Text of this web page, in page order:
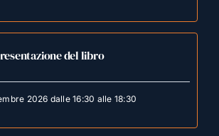
del libro
2026 dalle 16:30 alle 18:30